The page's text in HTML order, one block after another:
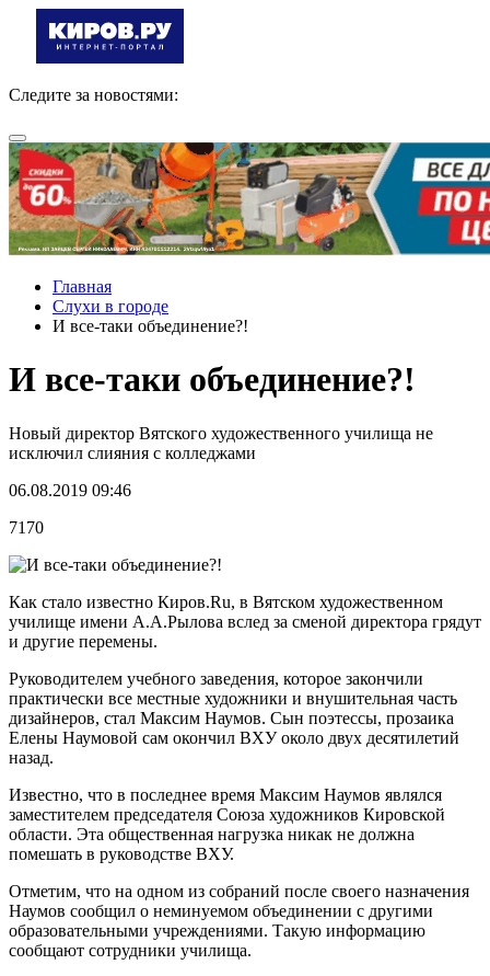
Следите за новостями:
Главная
Слухи в городе
И все-таки объединение?!
И все-таки объединение?!
Новый директор Вятского художественного училища не
исключил слияния с колледжами
06.08.2019 09:46
7170
Как стало известно Киров.Ru, в Вятском художественном
училище имени А.А.Рылова вслед за сменой директора грядут
и другие перемены.
Руководителем учебного заведения, которое закончили
практически все местные художники и внушительная часть
дизайнеров, стал Максим Наумов. Сын поэтессы, прозаика
Елены Наумовой сам окончил ВХУ около двух десятилетий
назад.
Известно, что в последнее время Максим Наумов являлся
заместителем председателя Союза художников Кировской
области. Эта общественная нагрузка никак не должна
помешать в руководстве ВХУ.
Отметим, что на одном из собраний после своего назначения
Наумов сообщил о неминуемом объединении с другими
образовательными учреждениями. Такую информацию
сообщают сотрудники училища.